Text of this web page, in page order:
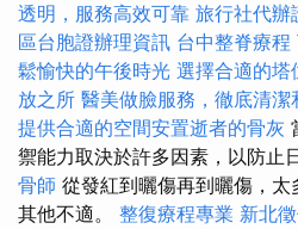
透明，服務高效可靠 旅行社代辦
區台胞證辦理資訊 台中整脊療程
鬆愉快的午後時光 選擇合適的塔
放之所 醫美做臉服務，徹底清潔
提供合適的空間安置逝者的骨灰
禦能力取決於許多因素，以防止
骨師 從發紅到曬傷再到曬傷，
其他不適。 整復療程專業 新北